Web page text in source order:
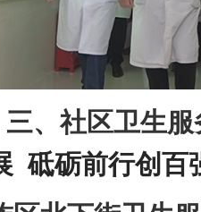
三、社区卫生
砥砺前行创百